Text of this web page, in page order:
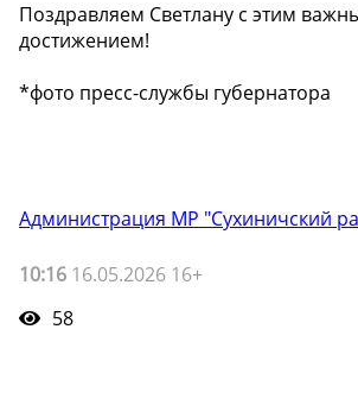
Поздравляем Светлану с этим
достижением!
*фото пресс-службы губернатора
Администрация МР "Сухиничский
10:16 16.05.2026 16+
58